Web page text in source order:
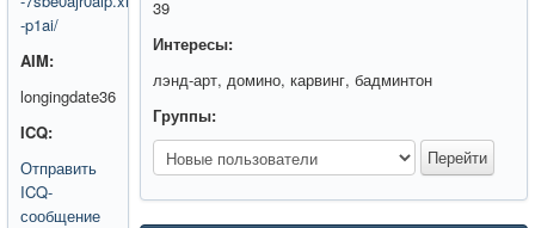
-p1ai/
AIM:
longingdate36
ICQ:
Отправить
ICQ-
сообщение
39
Интересы:
лэнд-арт, домино, карвинг, бадминтон
Группы: